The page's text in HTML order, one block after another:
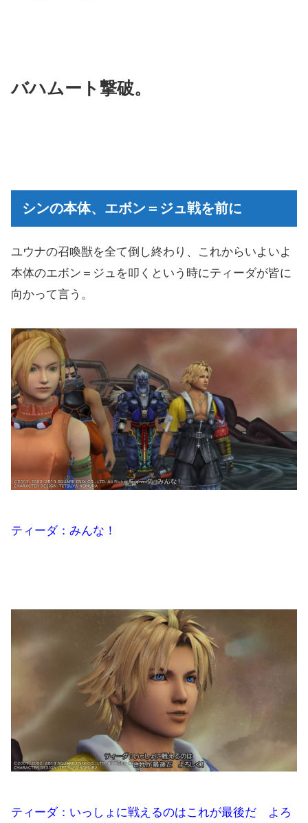
バハムート撃破。
シンの本体、エボン＝ジュ戦を前に
ユウナの召喚獣を全て倒し終わり、これからいよいよ
本体のエボン＝ジュを叩くという時にティーダが皆に
向かって言う。
ティーダ：みんな！
ティーダ：いっしょに戦えるのはこれが最後だ よろ